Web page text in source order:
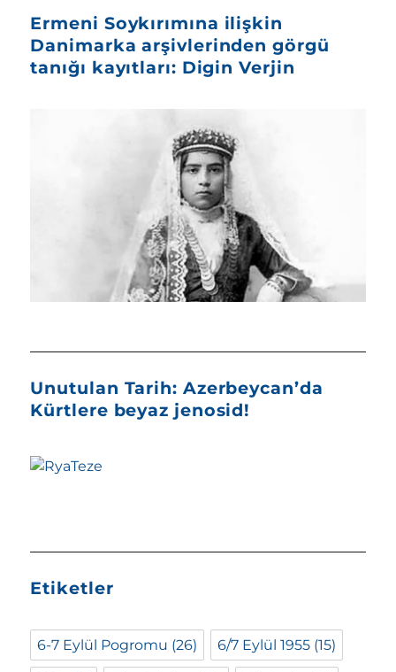
Ermeni Soykırımına ilişkin
Danimarka arşivlerinden görgü
tanığı kayıtları: Digin Verjin
Unutulan Tarih: Azerbeycan’da
Kürtlere beyaz jenosid!
Etiketler
6-7 Eylül Pogromu (26) 6/7 Eylül 1955 (15)